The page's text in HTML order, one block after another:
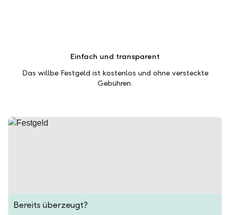
Einfach und transparent
Das willbe Festgeld ist kostenlos und ohne versteckte
Gebühren.
Bereits überzeugt?